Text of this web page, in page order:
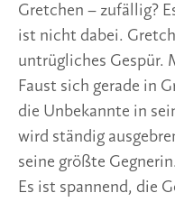
Gretchen – zufällig?
ist nicht dabei.
untrügliches Gespür.
Faust sich gerade in
die Unbekannte in
wird ständig
seine größte
Es ist spannend, die